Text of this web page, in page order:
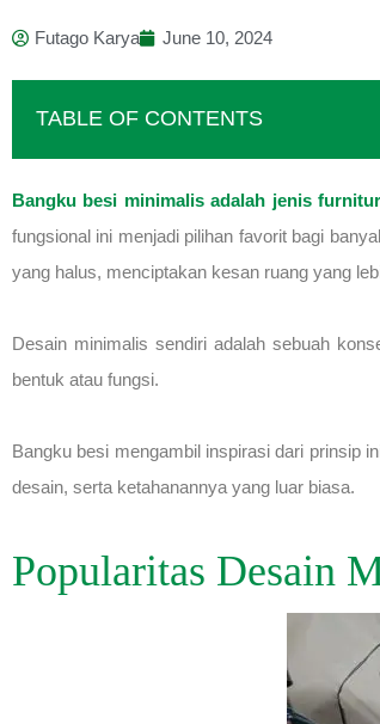
Futago Karya June 10, 2024
TABLE OF CONTENTS
Bangku besi minimalis adalah jenis furnitur
fungsional ini menjadi pilihan favorit bagi
yang halus, menciptakan kesan ruang yang
Desain minimalis sendiri adalah sebuah
bentuk atau fungsi.
Bangku besi mengambil inspirasi dari prinsip
desain, serta ketahanannya yang luar biasa.
Popularitas Desain